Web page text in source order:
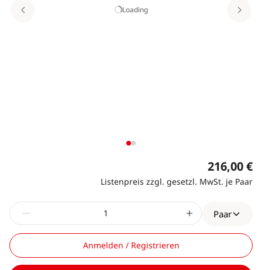
Loading
216,00 €
Listenpreis zzgl. gesetzl. MwSt. je Paar
Paar
Anmelden / Registrieren